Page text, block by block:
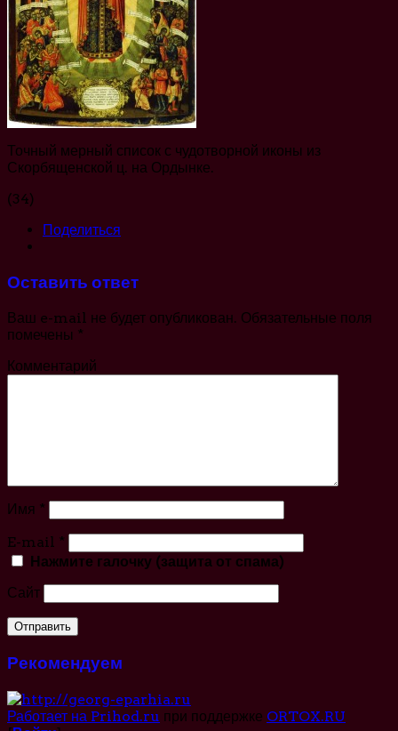
Точный мерный список с чудотворной иконы из
Скорбященской ц. на Ордынке.
(34)
Поделиться
Оставить ответ
Ваш e-mail не будет опубликован. Обязательные поля
помечены *
Комментарий
Имя *
E-mail *
Нажмите галочку (защита от спама)
Сайт
Рекомендуем
Работает на Prihod.ru при поддержке ORTOX.RU